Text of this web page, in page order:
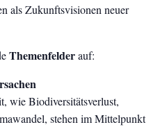
als Zukunftsvisionen neuer
Themenfelderauf:
wie Biodiversitätsverlust,
stehen im Mittelpunkt